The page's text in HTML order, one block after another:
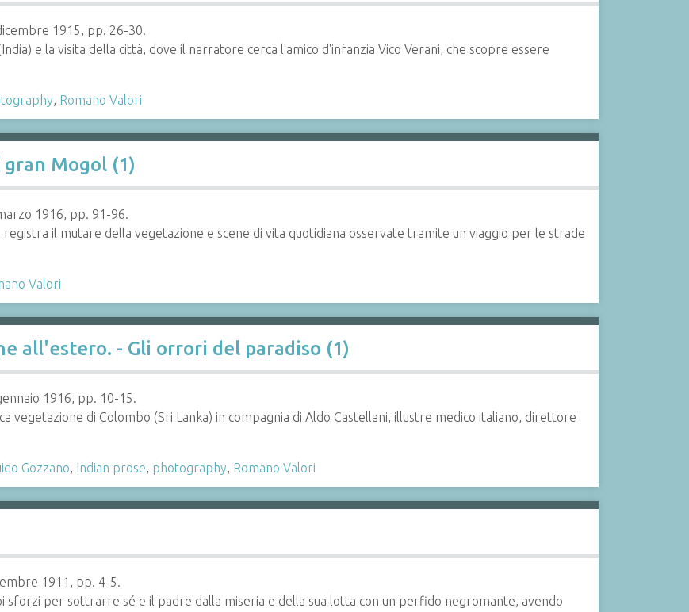
1915, pp. 26-30.
e la visita della città, dove il narratore cerca l'amico d'infanzia Vico Verani, che scopre essere
, Romano Valori
Mogol (1)
1916, pp. 91-96.
il mutare della vegetazione e scene di vita quotidiana osservate tramite un viaggio per le strade
Valori
all'estero. - Gli orrori del paradiso (1)
1916, pp. 10-15.
vegetazione di Colombo (Sri Lanka) in compagnia di Aldo Castellani, illustre medico italiano, direttore
Gozzano, Indian prose, photography, Romano Valori
1911, pp. 4-5.
sforzi per sottrarre sé e il padre dalla miseria e della sua lotta con un perfido negromante, avendo